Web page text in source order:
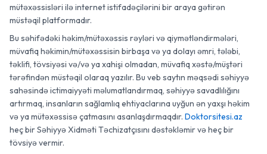
mütəxəssisləri ilə internet istifadəçilərini bir araya gətirən
müstəqil platformadır.
Bu səhifədəki həkim/mütəxəssis rəyləri və qiymətləndirmələri,
müvafiq həkimin/mütəxəssisin birbaşa və ya dolayı əmri, tələbi,
təklifi, tövsiyəsi və/və ya xahişi olmadan, müvafiq xəstə/müştəri
tərəfindən müstəqil olaraq yazılır. Bu veb saytın məqsədi səhiyyə
sahəsində ictimaiyyəti məlumatlandırmaq, səhiyyə savadlılığını
artırmaq, insanların sağlamlıq ehtiyaclarına uyğun ən yaxşı həkim
və ya mütəxəssisə çatmasını asanlaşdırmaqdır. Doktorsitesi.az
heç bir Səhiyyə Xidməti Təchizatçısını dəstəkləmir və heç bir
tövsiyə vermir.